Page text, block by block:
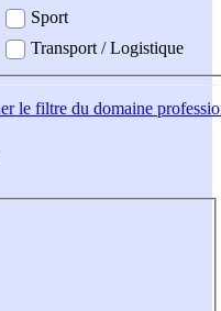
Sport
Transport / Logistique
le filtre du domaine